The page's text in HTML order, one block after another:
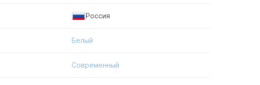
Россия
Белый
Современный